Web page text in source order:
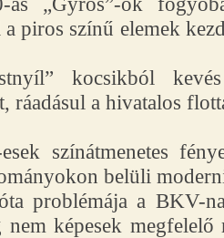
piros színű elemek
kocsikból
ráadásul a hivatalos
színátmenetes
belüli
problémája a BKV-
nem képesek